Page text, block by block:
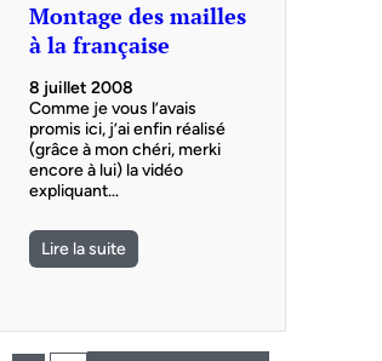
Montage des mailles
à la française
8 juillet 2008
Comme je vous l’avais
promis ici, j’ai enfin réalisé
(grâce à mon chéri, merki
encore à lui) la vidéo
expliquant…
Lire la suite